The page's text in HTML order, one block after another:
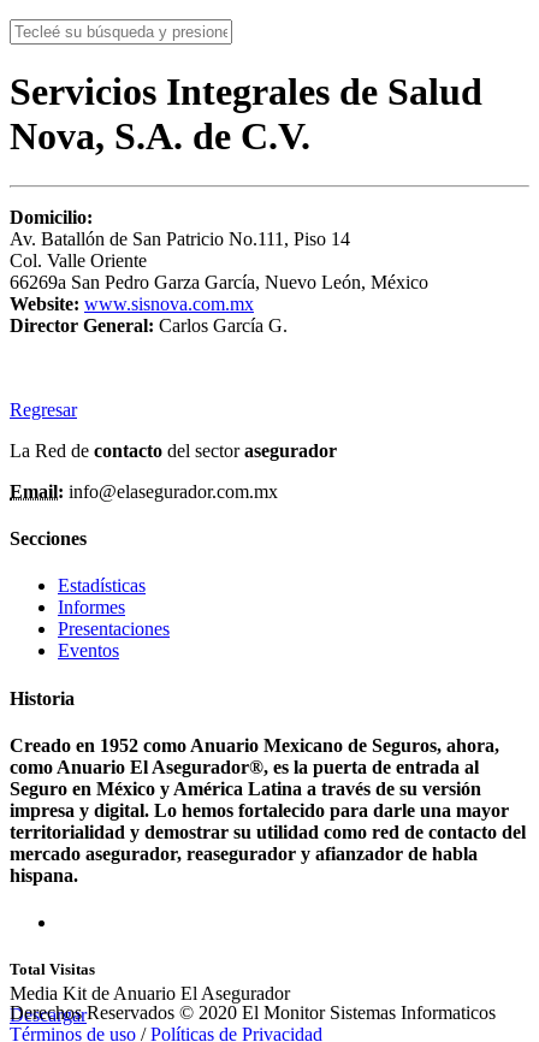
Servicios Integrales de Salud
Nova, S.A. de C.V.
Domicilio:
Av. Batallón de San Patricio No.111, Piso 14
Col. Valle Oriente
66269a San Pedro Garza García, Nuevo León, México
Website: www.sisnova.com.mx
Director General: Carlos García G.
Regresar
La Red de contacto del sectorasegurador
Email: info@elasegurador.com.mx
Secciones
Estadísticas
Informes
Presentaciones
Eventos
Historia
Creado en 1952 como Anuario Mexicano de Seguros, ahora,
como Anuario El Asegurador®, es la puerta de entrada al
Seguro en México y América Latina a través de su versión
impresa y digital. Lo hemos fortalecido para darle una mayor
territorialidad y demostrar su utilidad como red de contacto del
mercado asegurador, reasegurador y afianzador de habla
hispana.
Total Visitas
Media Kit de Anuario El Asegurador
Descargar
Derechos Reservados © 2020 El Monitor Sistemas Informaticos
Términos de uso /Políticas de Privacidad